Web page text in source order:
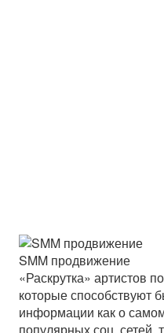
SMM продвижение
«Раскрутка» артистов
которые способствуют
информации как о
популярных соц. сетей,